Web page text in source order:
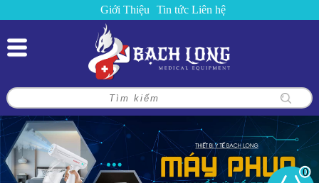
Giới Thiệu Tin tức Liên hệ
0